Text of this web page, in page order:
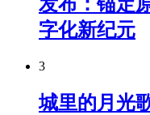
发布：锚定
字化新纪元
3
城里的月光